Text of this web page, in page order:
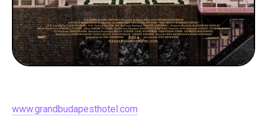
www.grandbudapesthotel.com